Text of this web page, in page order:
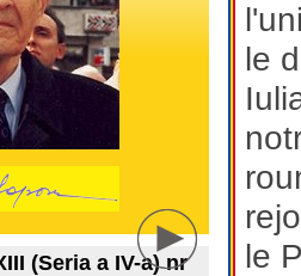
le
le
(Seria a IV-a) nr